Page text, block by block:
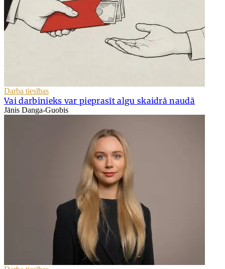
Darba tiesības
Vai darbinieks var pieprasīt algu skaidrā naudā
Jānis Danga-Guobis